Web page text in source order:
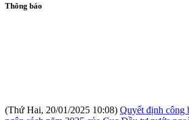
Thông báo
ngân sách năm 2025 của Cục Đầu tư nước